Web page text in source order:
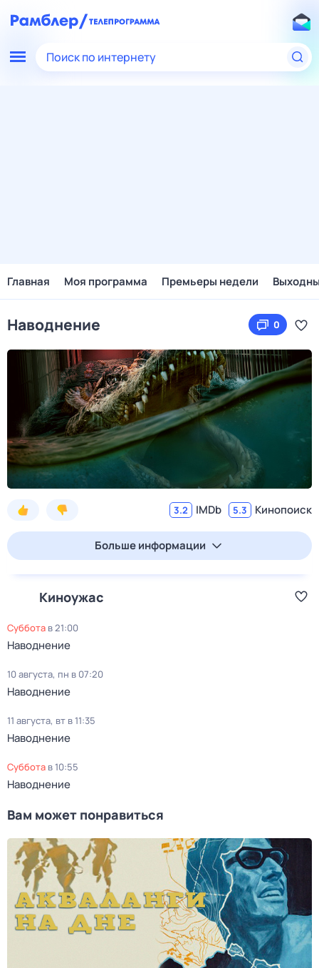
Поиск по интернету
Главная Моя программа Премьеры недели
Наводнение 0
3.2 IMDb 5.3 Кинопоиск
Больше информации
Киноужас
суббота в21:00
Наводнение
10 августа, пн в 07:20
Наводнение
11 августа, вт в 11:35
Наводнение
суббота в10:55
Наводнение
Вам может понравиться